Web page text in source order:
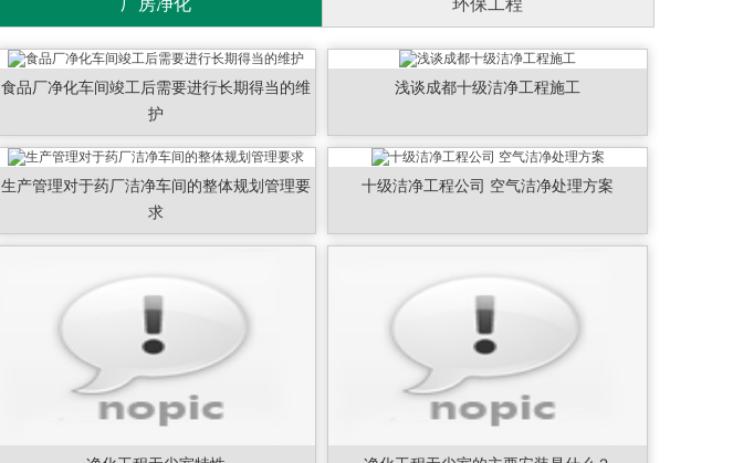
厂房净化 环保工程
食品厂净化车间竣工后需要进行长期得当的维
护
浅谈成都十级洁净工程施工
生产管理对于药厂洁净车间的整体规划管理要
求
十级洁净工程公司 空气洁净处理方案